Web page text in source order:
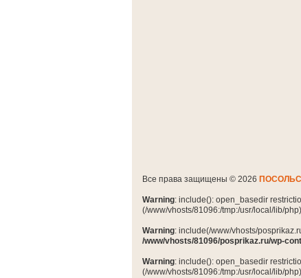
Все права защищены © 2026
Warning: include(): open_basedir
(/www/vhosts/81096:/tmp:/usr/local/lib/
Warning: include(/www/vhosts/
/www/vhosts/81096/posprikaz.ru/wp-
Warning: include(): open_basedir
(/www/vhosts/81096:/tmp:/usr/local/lib/